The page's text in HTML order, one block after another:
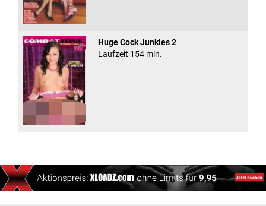
Huge Cock Junkies 2
Laufzeit 154 min.